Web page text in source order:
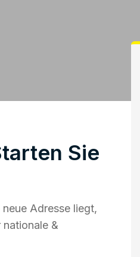
Sie
Adresse liegt,
nationale &